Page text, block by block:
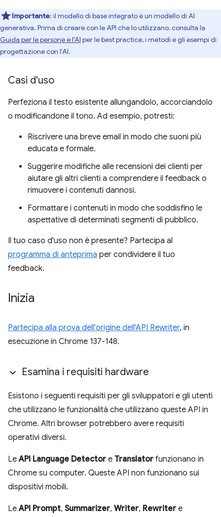
Importante: il modello di base integrato è un modello di AI
generativa. Prima di creare con le API che lo utilizzano, consulta la
Guida per le persone e l'AI per le best practice, i metodi e gli esempi di
progettazione con l'AI.
Casi d'uso
Perfeziona il testo esistente allungandolo, accorciandolo
o modificandone il tono. Ad esempio, potresti:
Riscrivere una breve email in modo che suoni più
educata e formale.
Suggerire modifiche alle recensioni dei clienti per
aiutare gli altri clienti a comprendere il feedback o
rimuovere i contenuti dannosi.
Formattare i contenuti in modo che soddisfino le
aspettative di determinati segmenti di pubblico.
Il tuo caso d'uso non è presente? Partecipa al
programma di anteprima per condividere il tuo
feedback.
Inizia
Partecipa alla prova dell'origine dell'API Rewriter, in
esecuzione in Chrome 137-148.
Esamina i requisiti hardware
Esistono i seguenti requisiti per gli sviluppatori e gli utenti
che utilizzano le funzionalità che utilizzano queste API in
Chrome. Altri browser potrebbero avere requisiti
operativi diversi.
LeAPI Language Detector e Translator funzionano in
Chrome su computer. Queste API non funzionano sui
dispositivi mobili.
LeAPI Prompt, Summarizer, Writer, Rewriter e